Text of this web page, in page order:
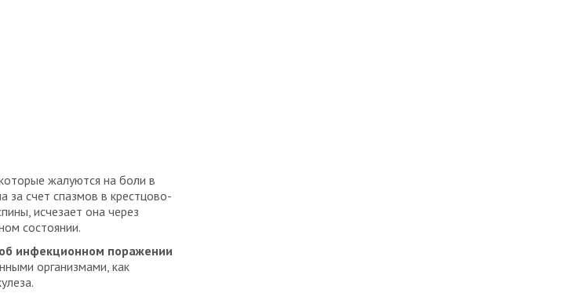
жалуются на боли в
за счет спазмов в крестцово-
исчезает она через
состоянии.
инфекционном поражении
организмами, как